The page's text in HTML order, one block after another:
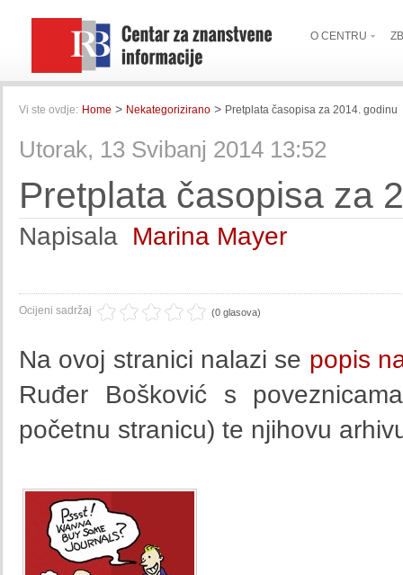
O CENTRU
Vi ste ovdje: Home > Nekategorizirano > Pretplata časopisa za 2014. godinu
Utorak, 13 Svibanj 2014 13:52
Pretplata časopisa za
Napisala Marina Mayer
Ocijeni sadržaj (0 glasova)
Na ovoj stranici nalazi se popis
Ruđer Bošković s
početnu stranicu) te njihovu